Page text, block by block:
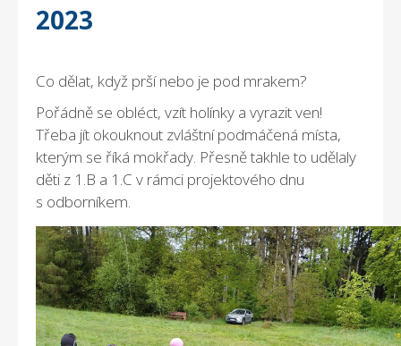
2023
Co dělat, když prší nebo je pod mrakem?
Pořádně se obléct, vzít holínky a vyrazit ven!
Třeba jít okouknout zvláštní podmáčená místa,
kterým se říká mokřady. Přesně takhle to udělaly
děti z 1.B a 1.C v rámci projektového dnu
s odborníkem.